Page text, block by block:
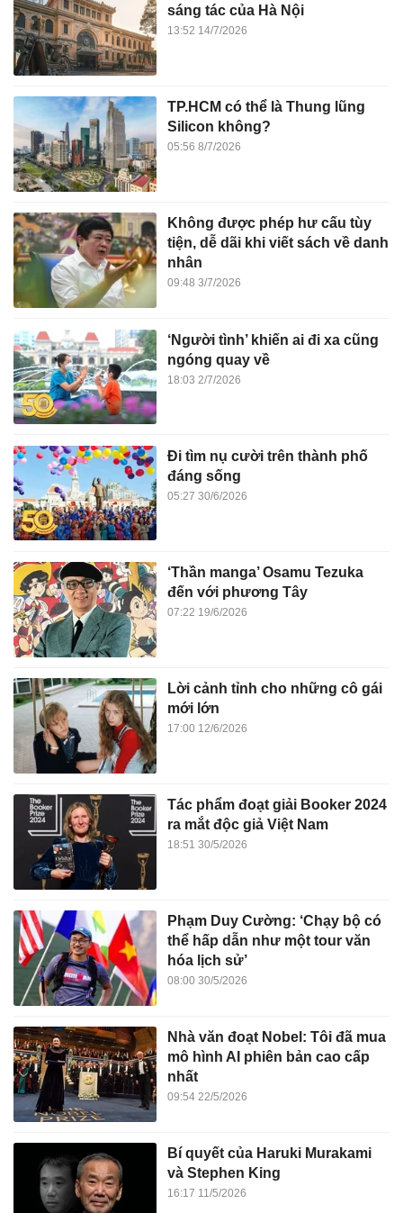
sáng tác của Hà Nội
13:52 14/7/2026
TP.HCM có thể là Thung lũng
Silicon không?
05:56 8/7/2026
Không được phép hư cấu tùy
tiện, dễ dãi khi viết sách về danh
nhân
09:48 3/7/2026
‘Người tình’ khiến ai đi xa cũng
ngóng quay về
18:03 2/7/2026
Đi tìm nụ cười trên thành phố
đáng sống
05:27 30/6/2026
‘Thần manga’ Osamu Tezuka
đến với phương Tây
07:22 19/6/2026
Lời cảnh tỉnh cho những cô gái
mới lớn
17:00 12/6/2026
Tác phẩm đoạt giải Booker 2024
ra mắt độc giả Việt Nam
18:51 30/5/2026
Phạm Duy Cường: ‘Chạy bộ có
thể hấp dẫn như một tour văn
hóa lịch sử’
08:00 30/5/2026
Nhà văn đoạt Nobel: Tôi đã mua
mô hình AI phiên bản cao cấp
nhất
09:54 22/5/2026
Bí quyết của Haruki Murakami
và Stephen King
16:17 11/5/2026